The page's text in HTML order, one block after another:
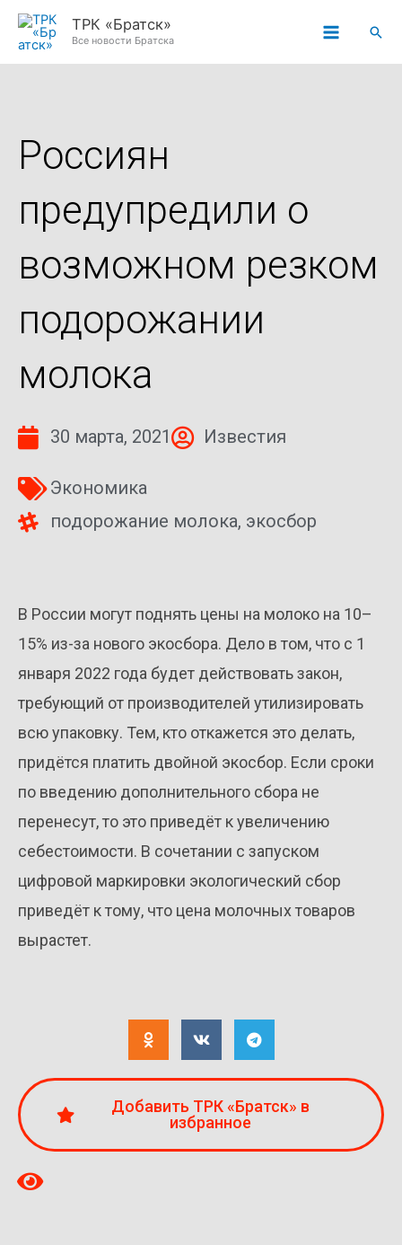
Перейти
ТРК «Братск»
Все новости Братска
Россиян
предупредили о
возможном резком
подорожании
молока
30 марта, 2021 Известия
Экономика
подорожание молока, экосбор
В России могут поднять цены на молоко на 10–
15% из-за нового экосбора. Дело в том, что с 1
января 2022 года будет действовать закон,
требующий от производителей утилизировать
всю упаковку. Тем, кто откажется это делать,
придётся платить двойной экосбор. Если сроки
по введению дополнительного сбора не
перенесут, то это приведёт к увеличению
себестоимости. В сочетании с запуском
цифровой маркировки экологический сбор
приведёт к тому, что цена молочных товаров
вырастет.
Добавить ТРК «Братск» в
избранное